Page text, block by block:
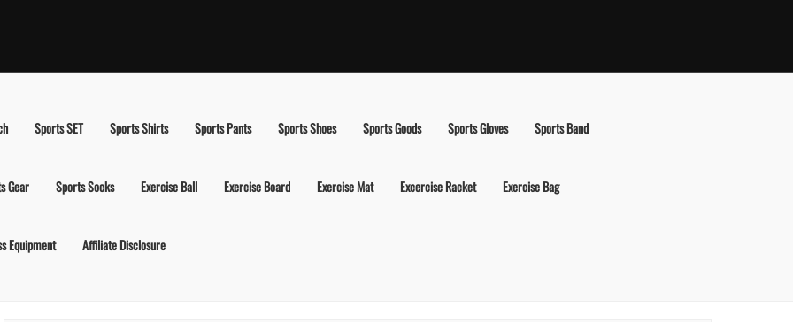
Sports SET Sports Shirts Sports Pants Sports Shoes Sports Goods Sports Gloves Sports Band
Gear Sports Socks Exercise Ball Exercise Board Exercise Mat Excercise Racket Exercise Bag
Equipment Affiliate Disclosure